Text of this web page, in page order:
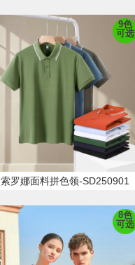
9色
可选
索罗娜面料拼色领-SD250901
8色
可选